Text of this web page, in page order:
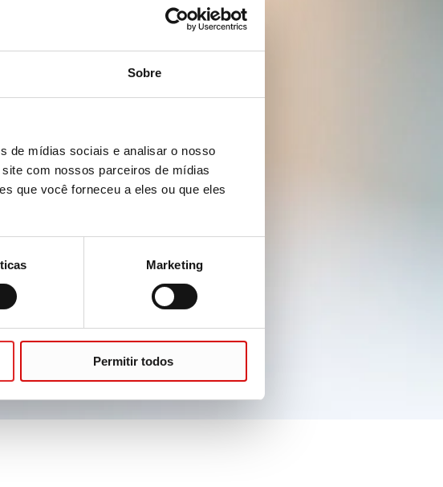
Sobre
de mídias sociais e analisar o nosso
com nossos parceiros de mídias
que você forneceu a eles ou que eles
Marketing
Permitir todos